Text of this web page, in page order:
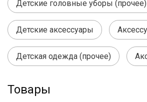
Детские головные уборы (прочее)
Детские аксессуары
Детская одежда (прочее)
Товары